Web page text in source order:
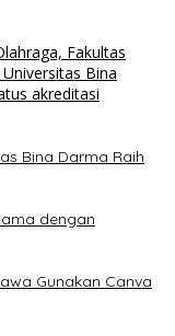
Bina Darma Raih
dengan
Gunakan Canva